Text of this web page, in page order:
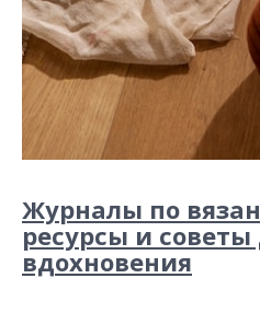
Журналы по
ресурсы и советы
вдохновения